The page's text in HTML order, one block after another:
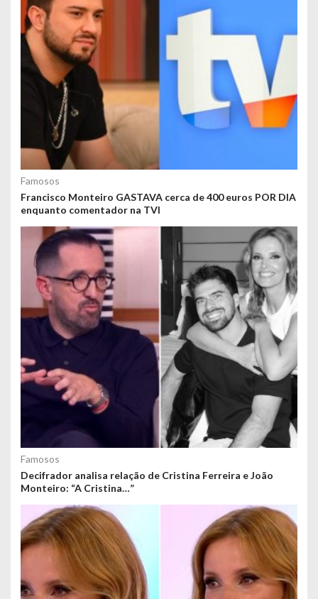
Famosos
Francisco Monteiro GASTAVA cerca de 400 euros POR DIA
enquanto comentador na TVI
Famosos
Decifrador analisa relação de Cristina Ferreira e João
Monteiro: “A Cristina…”